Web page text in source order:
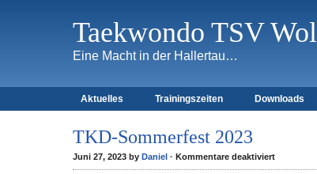
Taekwondo TSV
Eine Macht in der Hallertau…
Aktuelles Trainingszeiten Downloads
TKD-Sommerfest 2023
Juni 27, 2023 by Daniel · Kommentare deaktiviertfür